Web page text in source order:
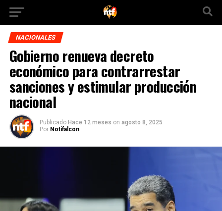
NACIONALES
Gobierno renueva decreto
económico para contrarrestar
sanciones y estimular producción
nacional
Publicado Hace 12 meses on agosto 8, 2025
Por Notifalcon